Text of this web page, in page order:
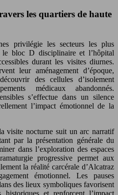
les quartiers de haute
privilégie les secteurs les plus
le bloc D disciplinaire et l’hôpital
durant les visites diurnes.
leur aménagement d’époque,
des cellules d’isolement
médicaux abandonnés.
s’effectue dans un silence
l’impact émotionnel de la
visite nocturne suit un arc narratif
par la présentation générale du
dans l’exploration des espaces
progressive permet aux
la réalité carcérale d’Alcatraz
émotionnel. Les pauses
des lieux symboliques favorisent